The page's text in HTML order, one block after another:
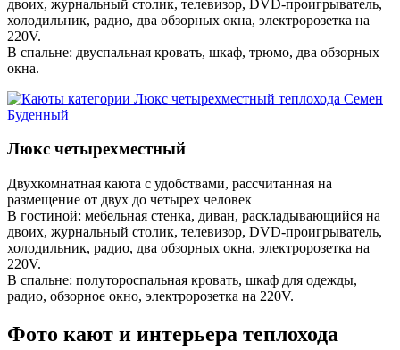
двоих, журнальный столик, телевизор, DVD-проигрыватель,
холодильник, радио, два обзорных окна, электророзетка на
220V.
В спальне: двуспальная кровать, шкаф, трюмо, два обзорных
окна.
Люкс четырехместный
Двухкомнатная каюта с удобствами, рассчитанная на
размещение от двух до четырех человек
В гостиной: мебельная стенка, диван, раскладывающийся на
двоих, журнальный столик, телевизор, DVD-проигрыватель,
холодильник, радио, два обзорных окна, электророзетка на
220V.
В спальне: полутороспальная кровать, шкаф для одежды,
радио, обзорное окно, электророзетка на 220V.
Фото кают и интерьера теплохода